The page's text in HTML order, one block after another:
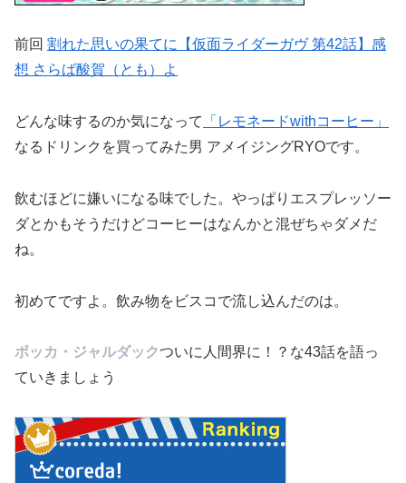
前回 割れた思いの果てに【仮面ライダーガヴ 第42話】感
想 さらば酸賀（とも）よ
どんな味するのか気になって
「レモネードwithコーヒー」
なるドリンクを買ってみた男 アメイジングRYOです。
飲むほどに嫌いになる味でした。やっぱりエスプレッソー
ダとかもそうだけどコーヒーはなんかと混ぜちゃダメだ
ね。
初めてですよ。飲み物をビスコで流し込んだのは。
ボッカ・ジャルダックついに人間界に！？な43話を語っ
ていきましょう